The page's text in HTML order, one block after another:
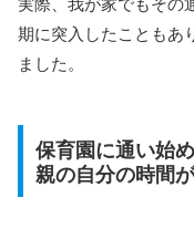
期に突入したこともあ
ました。
保育園に通い始
親の自分の時間